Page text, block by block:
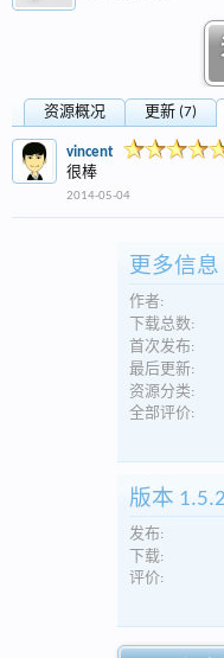
资源概况 更新 (7)
vincent
很棒
2014-05-04
更多信息
作者:
下载总数:
首次发布:
最后更新:
资源分类:
全部评价:
版本 1.5.2
发布:
下载:
评价: